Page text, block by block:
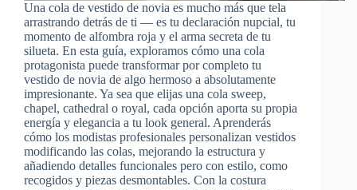
Una cola de vestido de novia es mucho más que tela
arrastrando detrás de ti — es tu declaración nupcial, tu
momento de alfombra roja y el arma secreta de tu
silueta. En esta guía, exploramos cómo una cola
protagonista puede transformar por completo tu
vestido de novia de algo hermoso a absolutamente
impresionante. Ya sea que elijas una cola sweep,
chapel, cathedral o royal, cada opción aporta su propia
energía y elegancia a tu look general. Aprenderás
cómo los modistas profesionales personalizan vestidos
modificando las colas, mejorando la estructura y
añadiendo detalles funcionales pero con estilo, como
recogidos y piezas desmontables. Con la costura